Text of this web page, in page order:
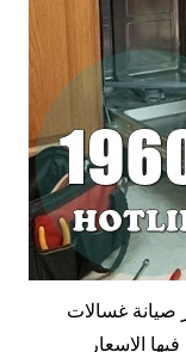
صيانة غسالات
الاسعار